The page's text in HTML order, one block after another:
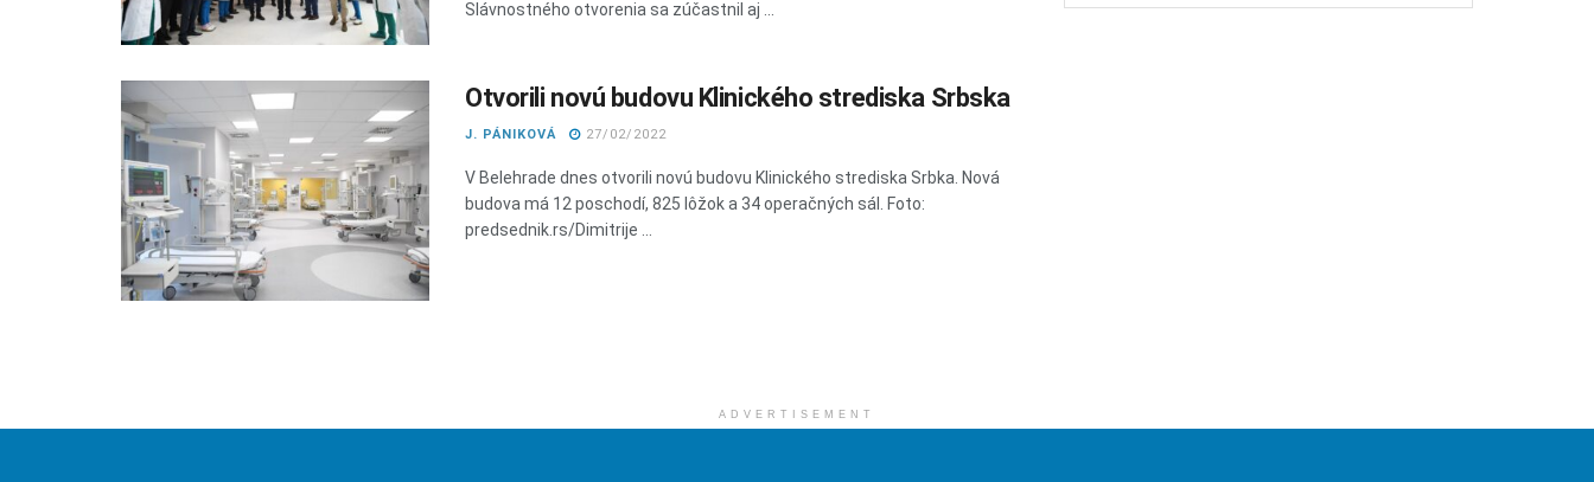
Slávnostného otvorenia sa zúčastnil aj ...
Otvorili novú budovu Klinického strediska Srbska
J. PÁNIKOVÁ 27/02/2022
V Belehrade dnes otvorili novú budovu Klinického strediska Srbka. Nová
budova má 12 poschodí, 825 lôžok a 34 operačných sál. Foto:
predsednik.rs/Dimitrije ...
ADVERTISEMENT